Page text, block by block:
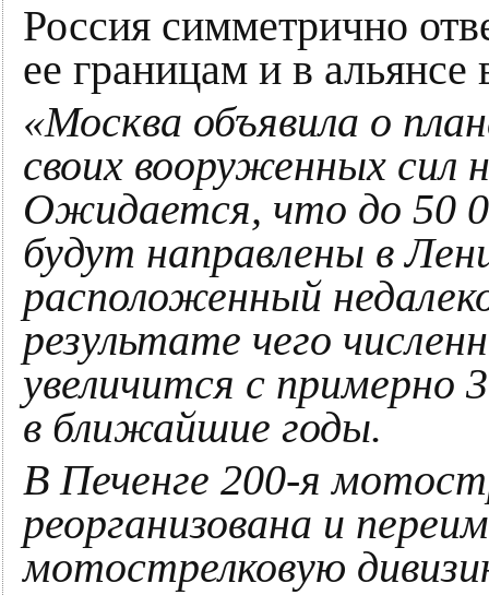
Россия симметрично
ее границам и в альянсе
«Москва объявила о
своих вооруженных сил
Ожидается, что до 50
будут направлены в
расположенный
результате чего
увеличится с примерно
в ближайшие годы.
В Печенге 200-я
реорганизована и
мотострелковую